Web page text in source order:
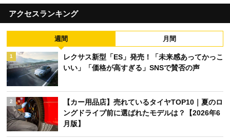
アクセスランキング
週間 月間
1
レクサス新型「ES」発売！「未来感あってかっこ
いい」「価格が高すぎる」SNSで賛否の声
2
【カー用品店】売れているタイヤTOP10｜夏のロ
ングドライブ前に選ばれたモデルは？【2026年6
月版】